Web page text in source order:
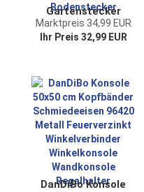
Gartenstecker
Metall Traktor XL
135 cm Trecker
Wetterfest
Gartendeko Garten
Gartenstab
Bodenstecker
Marktpreis 34,99 EUR
Ihr Preis 32,99 EUR
DanDiBo Konsole